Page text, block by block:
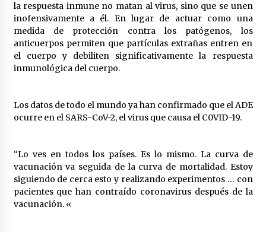
la respuesta inmune no matan al virus, sino que se unen
inofensivamente a él. En lugar de actuar como una
medida de protección contra los patógenos, los
anticuerpos permiten que partículas extrañas entren en
el cuerpo y debiliten significativamente la respuesta
inmunológica del cuerpo.
Los datos de todo el mundo ya han confirmado que el ADE
ocurre en el SARS-CoV-2, el virus que causa el C0VID-19.
“Lo ves en todos los países. Es lo mismo. La curva de
vacunación va seguida de la curva de mortalidad. Estoy
siguiendo de cerca esto y realizando experimentos … con
pacientes que han contraído coronavirus después de la
vacunación. «